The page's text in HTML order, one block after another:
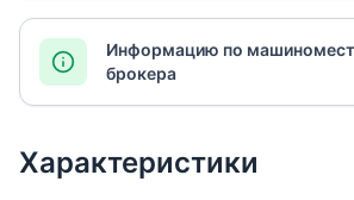
Информацию по
брокера
Характеристики